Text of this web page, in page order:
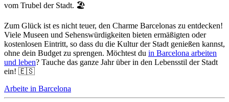
vom Trubel der Stadt. 🏖️
Zum Glück ist es nicht teuer, den Charme Barcelonas zu entdecken!
Viele Museen und Sehenswürdigkeiten bieten ermäßigten oder
kostenlosen Eintritt, so dass du die Kultur der Stadt genießen kannst,
ohne dein Budget zu sprengen. Möchtest du in Barcelona arbeiten
und leben? Tauche das ganze Jahr über in den Lebensstil der Stadt
ein! 🇪🇸
Arbeite in Barcelona